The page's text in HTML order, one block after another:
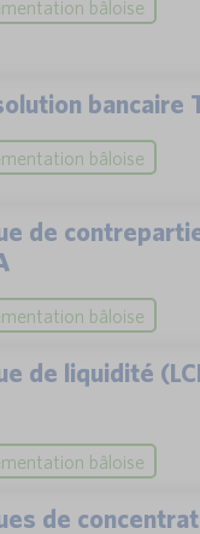
bâloise
bancaire
bâloise
de
bâloise
de liquidité
bâloise
de